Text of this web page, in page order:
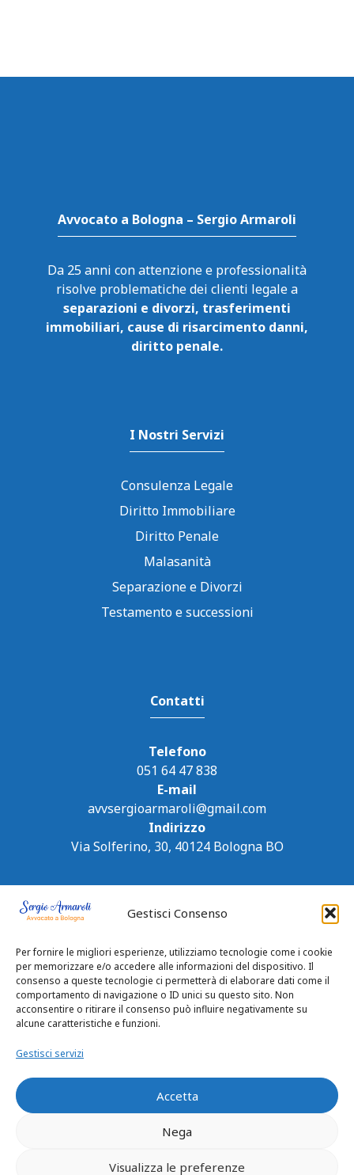
Gestisci Consenso
Per fornire le migliori esperienze, utilizziamo tecnologie come i cookie
per memorizzare e/o accedere alle informazioni del dispositivo. Il
consenso a queste tecnologie ci permetterà di elaborare dati come il
comportamento di navigazione o ID unici su questo sito. Non
acconsentire o ritirare il consenso può influire negativamente su
alcune caratteristiche e funzioni.
Gestisci servizi
Accetta
Nega
Visualizza le preferenze
Avvocato a Bologna – Sergio Armaroli
Da 25 anni con attenzione e professionalità
separazioni e divorzi, trasferimenti
immobiliari, cause di risarcimento danni,
diritto penale.
I Nostri Servizi
Consulenza Legale
Diritto Immobiliare
Diritto Penale
Malasanità
Separazione e Divorzi
Testamento e successioni
Contatti
Telefono
051 64 47 838
E-mail
avvsergioarmaroli@gmail.com
Indirizzo
Via Solferino, 30, 40124 Bologna BO